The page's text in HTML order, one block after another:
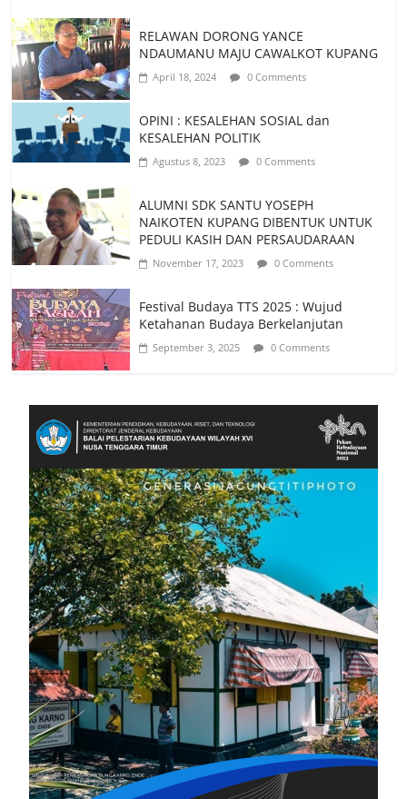
RELAWAN DORONG YANCE
NDAUMANU MAJU CAWALKOT KUPANG
April 18, 2024 0 Comments
OPINI : KESALEHAN SOSIAL dan
KESALEHAN POLITIK
Agustus 8, 2023 0 Comments
ALUMNI SDK SANTU YOSEPH
NAIKOTEN KUPANG DIBENTUK UNTUK
PEDULI KASIH DAN PERSAUDARAAN
November 17, 2023 0 Comments
Festival Budaya TTS 2025 : Wujud
Ketahanan Budaya Berkelanjutan
September 3, 2025 0 Comments